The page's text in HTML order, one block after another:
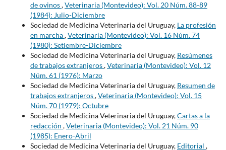
de ovinos,Veterinaria (Montevideo): Vol. 20 Núm. 88-89
(1984): Julio-Diciembre
Sociedad de Medicina Veterinaria del Uruguay, La profesión
en marcha,Veterinaria (Montevideo): Vol. 16 Núm. 74
(1980): Setiembre-Diciembre
Sociedad de Medicina Veterinaria del Uruguay, Resúmenes
de trabajos extranjeros,Veterinaria (Montevideo): Vol. 12
Núm. 61 (1976): Marzo
Sociedad de Medicina Veterinaria del Uruguay, Resumen de
trabajos extranjeros,Veterinaria (Montevideo): Vol. 15
Núm. 70 (1979): Octubre
Sociedad de Medicina Veterinaria del Uruguay,Cartas a la
redacción ,Veterinaria (Montevideo): Vol. 21 Núm. 90
(1985): Enero-Abril
Sociedad de Medicina Veterinaria del Uruguay, Editorial ,